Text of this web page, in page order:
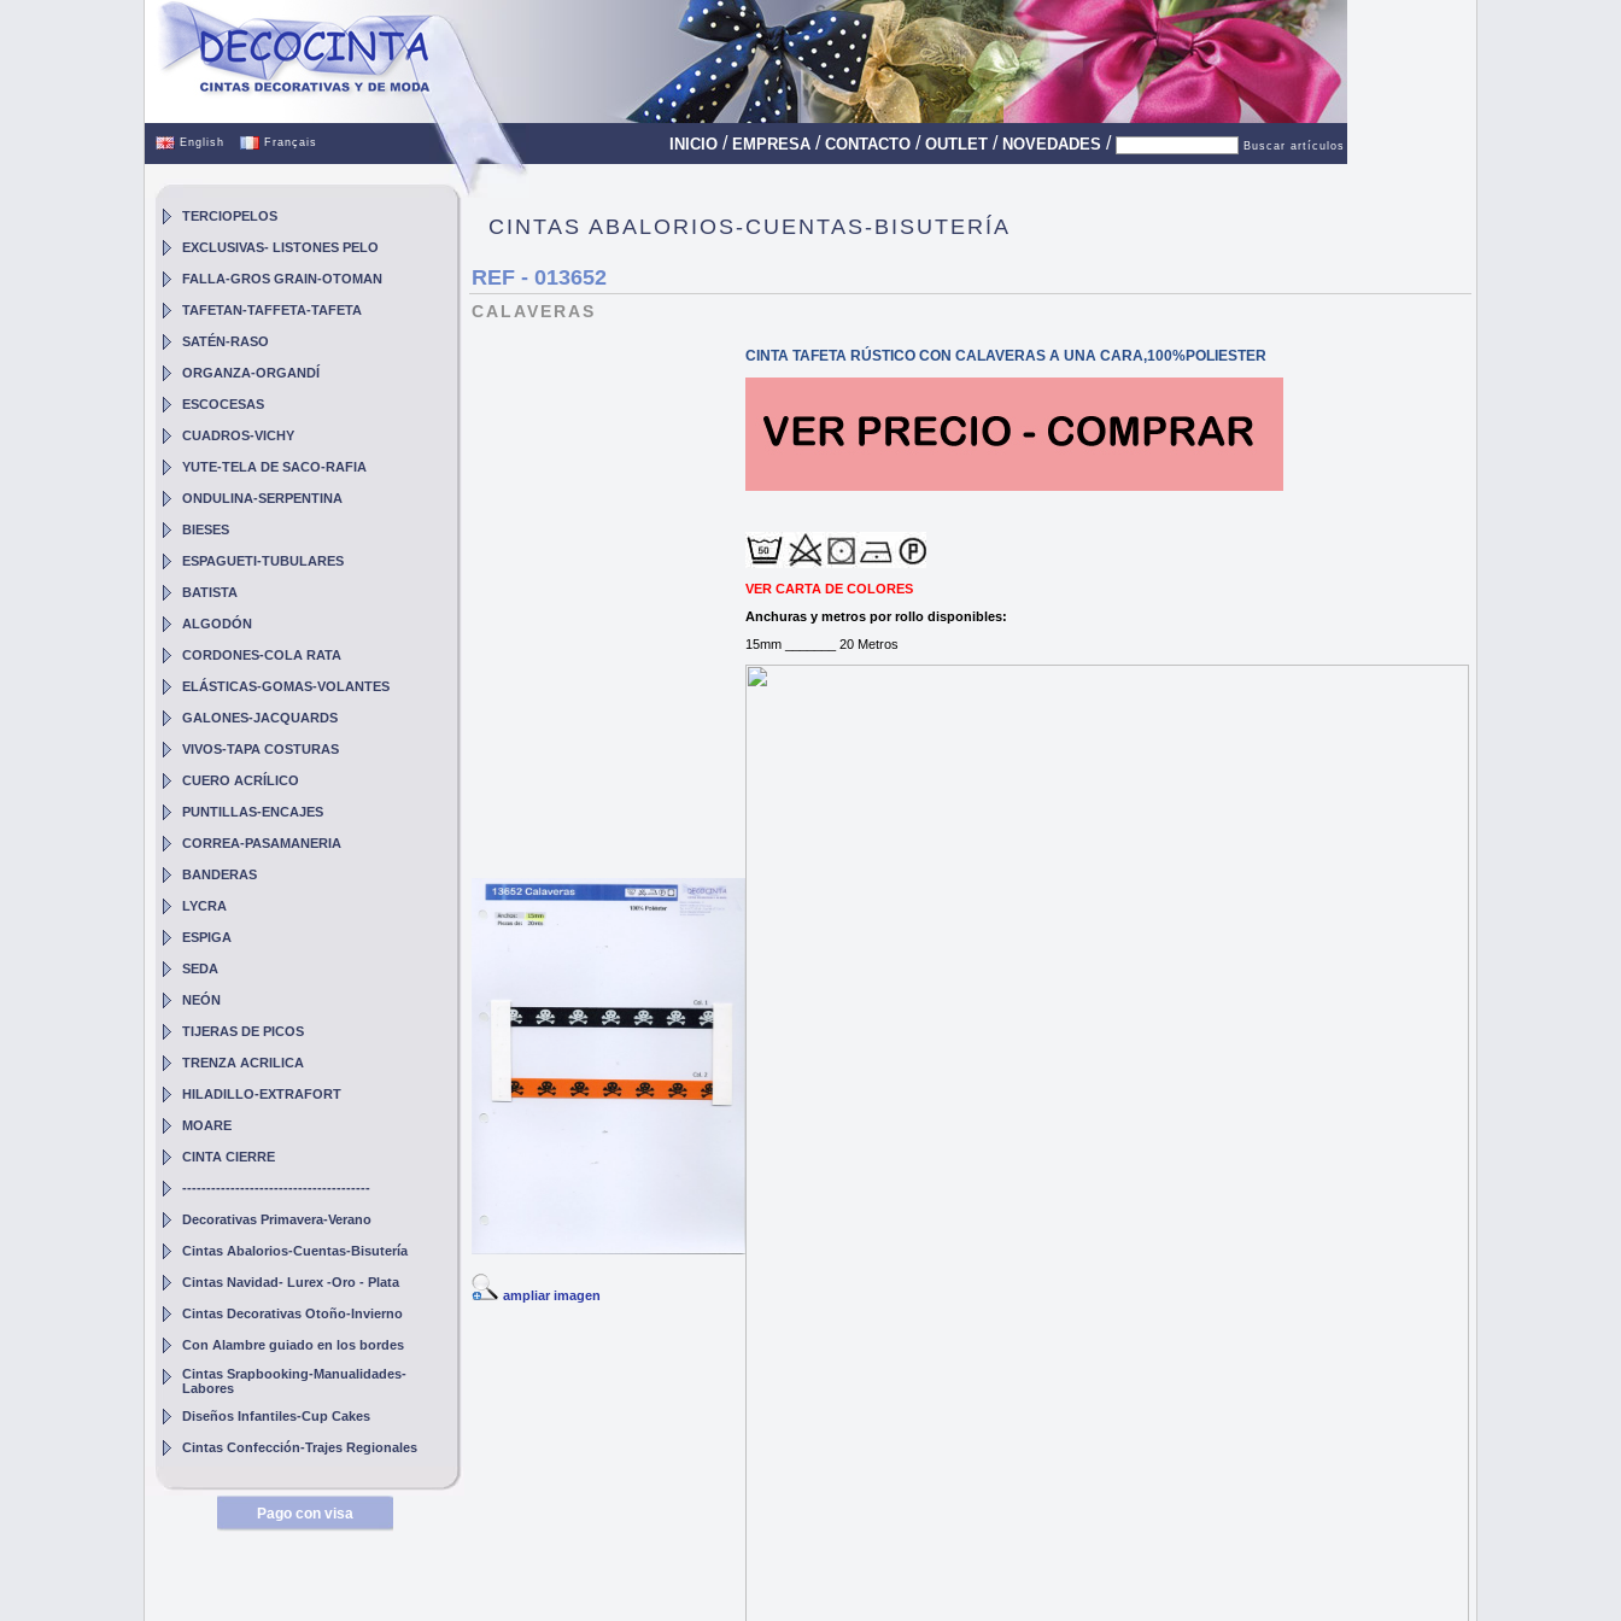
English Français INICIO / EMPRESA / CONTACTO / OUTLET / NOVEDADES / Buscar artículos
TERCIOPELOS
EXCLUSIVAS- LISTONES PELO
FALLA-GROS GRAIN-OTOMAN
TAFETAN-TAFFETA-TAFETA
SATÉN-RASO
ORGANZA-ORGANDÍ
ESCOCESAS
CUADROS-VICHY
YUTE-TELA DE SACO-RAFIA
ONDULINA-SERPENTINA
BIESES
ESPAGUETI-TUBULARES
BATISTA
ALGODÓN
CORDONES-COLA RATA
ELÁSTICAS-GOMAS-VOLANTES
GALONES-JACQUARDS
VIVOS-TAPA COSTURAS
CUERO ACRÍLICO
PUNTILLAS-ENCAJES
CORREA-PASAMANERIA
BANDERAS
LYCRA
ESPIGA
SEDA
NEÓN
TIJERAS DE PICOS
TRENZA ACRILICA
HILADILLO-EXTRAFORT
MOARE
CINTA CIERRE
---------------------------------------
Decorativas Primavera-Verano
Cintas Abalorios-Cuentas-Bisutería
Cintas Navidad- Lurex -Oro - Plata
Cintas Decorativas Otoño-Invierno
Con Alambre guiado en los bordes
Cintas Srapbooking-Manualidades-
Labores
Diseños Infantiles-Cup Cakes
Cintas Confección-Trajes Regionales
Pago con visa
CINTAS ABALORIOS-CUENTAS-BISUTERÍA
REF - 013652
CALAVERAS
ampliar imagen
CINTA TAFETA RÚSTICO CON CALAVERAS A UNA CARA,100%POLIESTER
VER CARTA DE COLORES
Anchuras y metros por rollo disponibles:
15mm _______ 20 Metros